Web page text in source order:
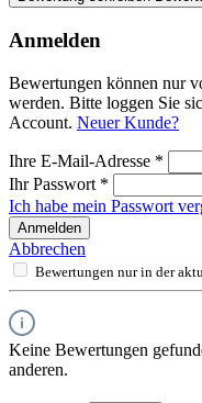
Anmelden
Bewertungen können nur
werden. Bitte loggen Sie
Account. Neuer Kunde?
Ihre E-Mail-Adresse *
Ihr Passwort *
Ich habe mein Passwort
Anmelden
Abbrechen
Bewertungen nur in der
Keine Bewertungen
anderen.